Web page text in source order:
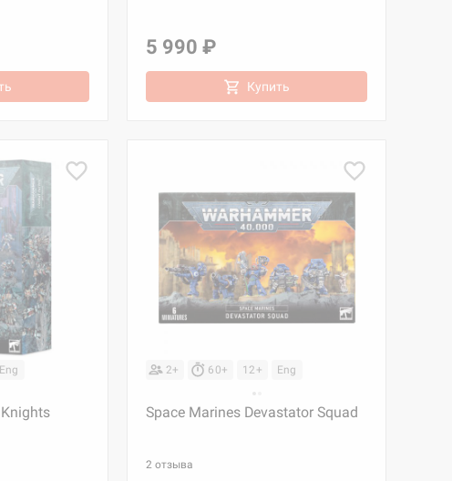
5 990 ₽
Купить
Eng 2+ 60+ 12+ Eng
Space Marines Devastator Squad
2 отзыва